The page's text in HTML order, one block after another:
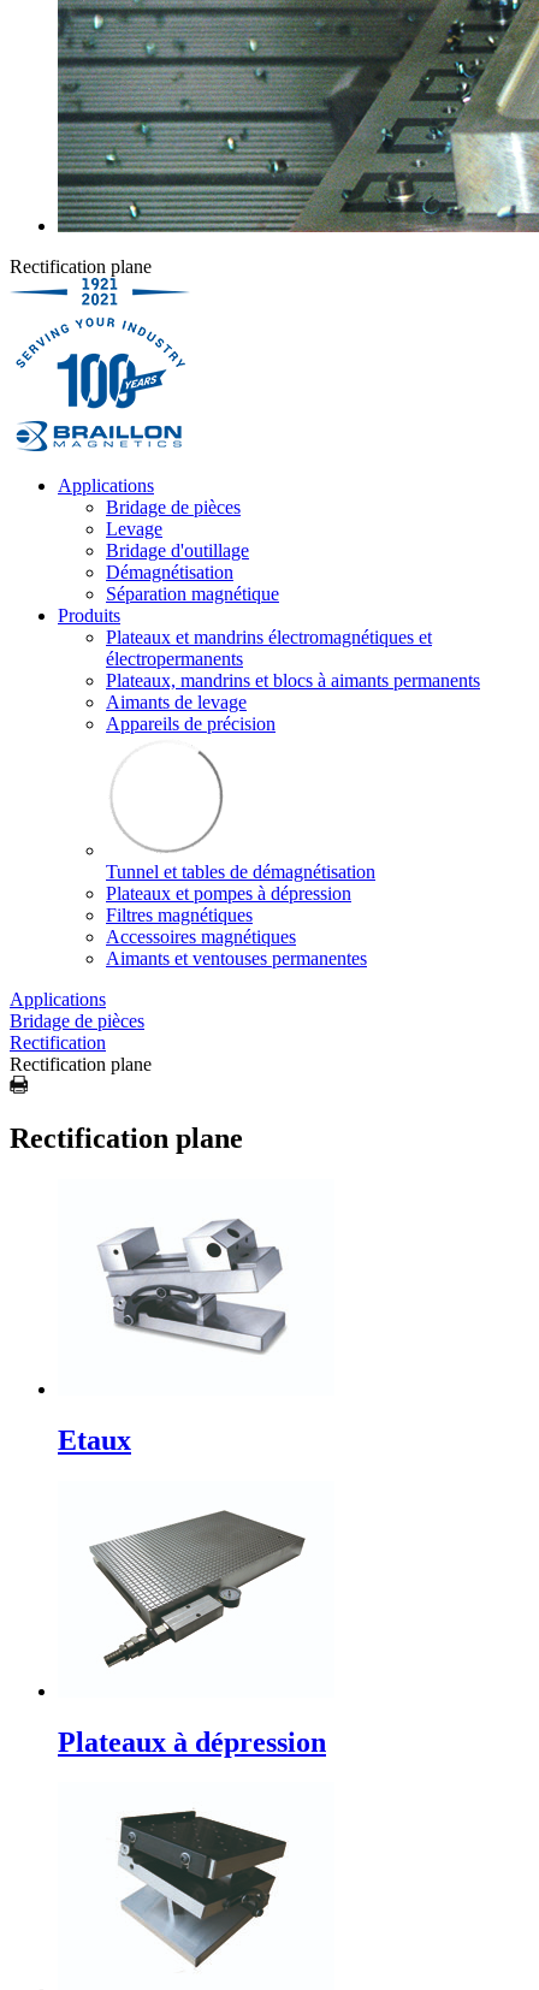
Rectification plane
Applications
Bridage de pièces
Levage
Bridage d'outillage
Démagnétisation
Séparation magnétique
Produits
Plateaux et mandrins électromagnétiques et
électropermanents
Plateaux, mandrins et blocs à aimants permanents
Aimants de levage
Appareils de précision
Tunnel et tables de démagnétisation
Plateaux et pompes à dépression
Filtres magnétiques
Accessoires magnétiques
Aimants et ventouses permanentes
Applications
Bridage de pièces
Rectification
Rectification plane
Rectification plane
Etaux
Plateaux à dépression